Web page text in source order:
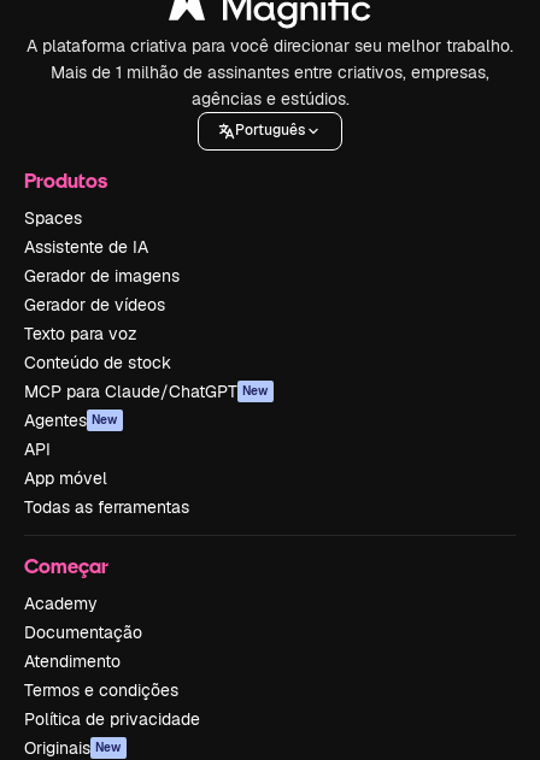
A plataforma criativa para você direcionar seu melhor trabalho.
Mais de 1 milhão de assinantes entre criativos, empresas,
agências e estúdios.
Português
Produtos
Spaces
Assistente de IA
Gerador de imagens
Gerador de vídeos
Texto para voz
Conteúdo de stock
MCP para Claude/ChatGPT New
Agentes New
API
App móvel
Todas as ferramentas
Começar
Academy
Documentação
Atendimento
Termos e condições
Política de privacidade
Originais New